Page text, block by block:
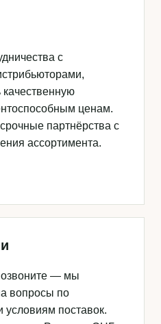
с
ценам.
партнёрства с
ассортимента.
— мы
вопросы по
условиям поставок.